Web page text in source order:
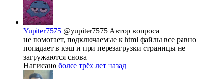
Yupiter7575 @yupiter7575 Автор вопроса
не помогает, подключаемые к html файлы все равно
попадает в кэш и при перезагрузки страницы не
загружаются снова
Написано более трёх лет назад